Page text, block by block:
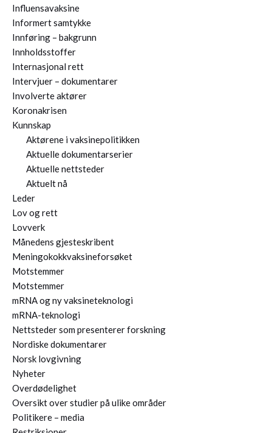
Influensavaksine
Informert samtykke
Innføring – bakgrunn
Innholdsstoffer
Internasjonal rett
Intervjuer – dokumentarer
Involverte aktører
Koronakrisen
Kunnskap
Aktørene i vaksinepolitikken
Aktuelle dokumentarserier
Aktuelle nettsteder
Aktuelt nå
Leder
Lov og rett
Lovverk
Månedens gjesteskribent
Meningokokkvaksineforsøket
Motstemmer
Motstemmer
mRNA og ny vaksineteknologi
mRNA-teknologi
Nettsteder som presenterer forskning
Nordiske dokumentarer
Norsk lovgivning
Nyheter
Overdødelighet
Oversikt over studier på ulike områder
Politikere – media